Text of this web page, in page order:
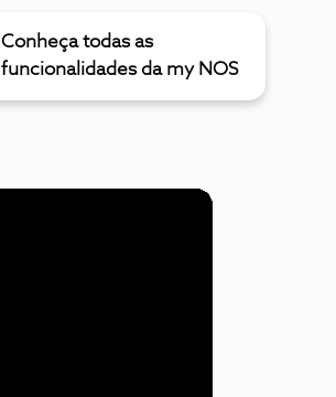
Conheça todas as
funcionalidades da my NOS